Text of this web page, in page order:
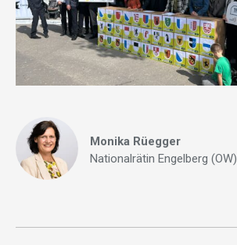
Monika Rüegger
Nationalrätin Engelberg (OW)